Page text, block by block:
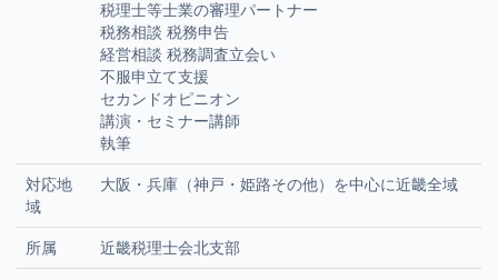
税理士等士業の審理パートナー
税務相談 税務申告
経営相談 税務調査立会い
不服申立て支援
セカンドオピニオン
講演・セミナー講師
執筆
対応地
域
大阪・兵庫（神戸・姫路その他）を中心に近畿全域
所属 近畿税理士会北支部